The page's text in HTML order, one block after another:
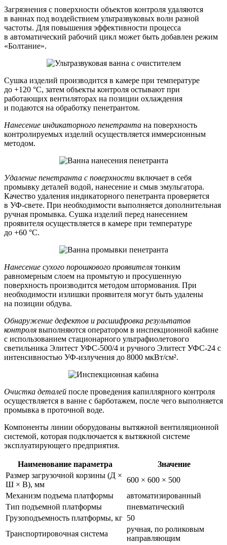
Загрязнения с поверхности объектов контроля удаляются
в ваннах под воздействием ультразвуковых волн разной
частоты. Для повышения эффективности процесса
в автоматический рабочий цикл может быть добавлен режим
«Болтание».
Сушка изделий производится в камере при температуре
до +120 °С, затем объекты контроля остывают при
работающих вентиляторах на позиции охлаждения
и подаются на обработку пенетрантом.
Нанесение индикаторного пенетранта на поверхность
контролируемых изделий осуществляется иммерсионным
методом.
Удаление пенетранта с поверхности включает в себя
промывку деталей водой, нанесение и смыв эмульгатора.
Качество удаления индикаторного пенетранта проверяется
в УФ-свете. При необходимости выполняется дополнительная
ручная промывка. Сушка изделий перед нанесением
проявителя осуществляется в камере при температуре
до +60 °С.
Нанесение сухого порошкового проявителя тонким
равномерным слоем на промытую и просушенную
поверхность производится методом штормования. При
необходимости излишки проявителя могут быть удалены
на позиции обдува.
Обнаружение дефектов и расшифровка результатов
контроля выполняются оператором в инспекционной кабине
с использованием стационарного ультрафиолетового
светильника Элитест УФС-500/4 и ручного Элитест УФС-24 с
интенсивностью УФ-излучения до 8000 мкВт/см².
Очистка деталей после проведения капиллярного контроля
осуществляется в ванне с барботажем, после чего выполняется
промывка в проточной воде.
Компоненты линии оборудованы вытяжной вентиляционной
системой, которая подключается к вытяжной системе
эксплуатирующего предприятия.
Наименование параметра
Значение
Размер загрузочной корзины (Д ×
Ш × В), мм
600 × 600 × 500
Механизм подъема платформы
автоматизированный
Тип подъемной платформы
пневматический
Грузоподъемность платформы, кг 50
Транспортировочная система
ручная, по роликовым
направляющим